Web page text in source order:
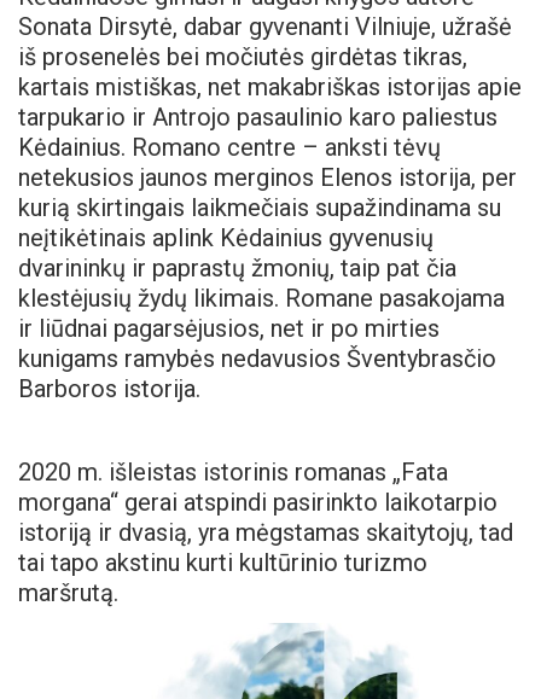
Sonata Dirsytė, dabar gyvenanti Vilniuje, užrašė
iš prosenelės bei močiutės girdėtas tikras,
kartais mistiškas, net makabriškas istorijas apie
tarpukario ir Antrojo pasaulinio karo paliestus
Kėdainius. Romano centre – anksti tėvų
netekusios jaunos merginos Elenos istorija, per
kurią skirtingais laikmečiais supažindinama su
neįtikėtinais aplink Kėdainius gyvenusių
dvarininkų ir paprastų žmonių, taip pat čia
klestėjusių žydų likimais. Romane pasakojama
ir liūdnai pagarsėjusios, net ir po mirties
kunigams ramybės nedavusios Šventybrasčio
Barboros istorija.
2020 m. išleistas istorinis romanas „Fata
morgana“ gerai atspindi pasirinkto laikotarpio
istoriją ir dvasią, yra mėgstamas skaitytojų, tad
tai tapo akstinu kurti kultūrinio turizmo
maršrutą.